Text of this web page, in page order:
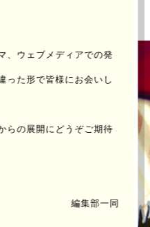
、ウェブメディアでの発
った形で皆様にお会いし
らの展開にどうぞご期待
編集部一同